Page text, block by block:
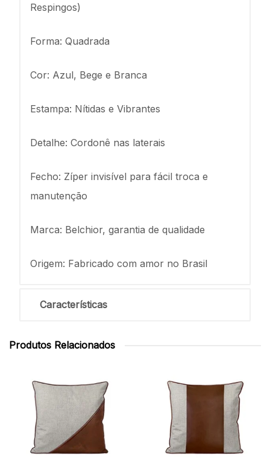
Respingos)
Forma: Quadrada
Cor: Azul, Bege e Branca
Estampa: Nítidas e Vibrantes
Detalhe: Cordonê nas laterais
Fecho: Zíper invisível para fácil troca e
manutenção
Marca: Belchior, garantia de qualidade
Origem: Fabricado com amor no Brasil
Características
Produtos Relacionados